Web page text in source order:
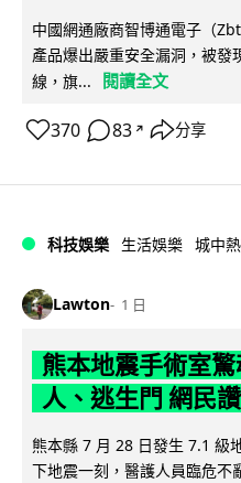
中國網通廠商智博通電子（
產品爆出嚴重安全漏洞，被
線，旗...
閱讀全文
370 83 ↗ 分享
科技娛樂 生活娛樂 城中
Lawton 1 日
熊本地震手術室
人、逃生門 網民
熊本縣 7 月 28 日發生 7.1 級
下地震一刻，醫護人員臨危不